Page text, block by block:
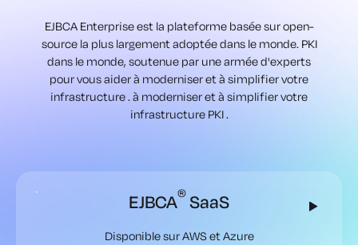
EJBCA Enterprise est la plateforme basée sur open-
source la plus largement adoptée dans le monde. PKI
dans le monde, soutenue par une armée d'experts
pour vous aider à moderniser et à simplifier votre
infrastructure .à moderniser et à simplifier votre
infrastructure PKI .
EJBCA® SaaS
Disponible sur AWS et Azure